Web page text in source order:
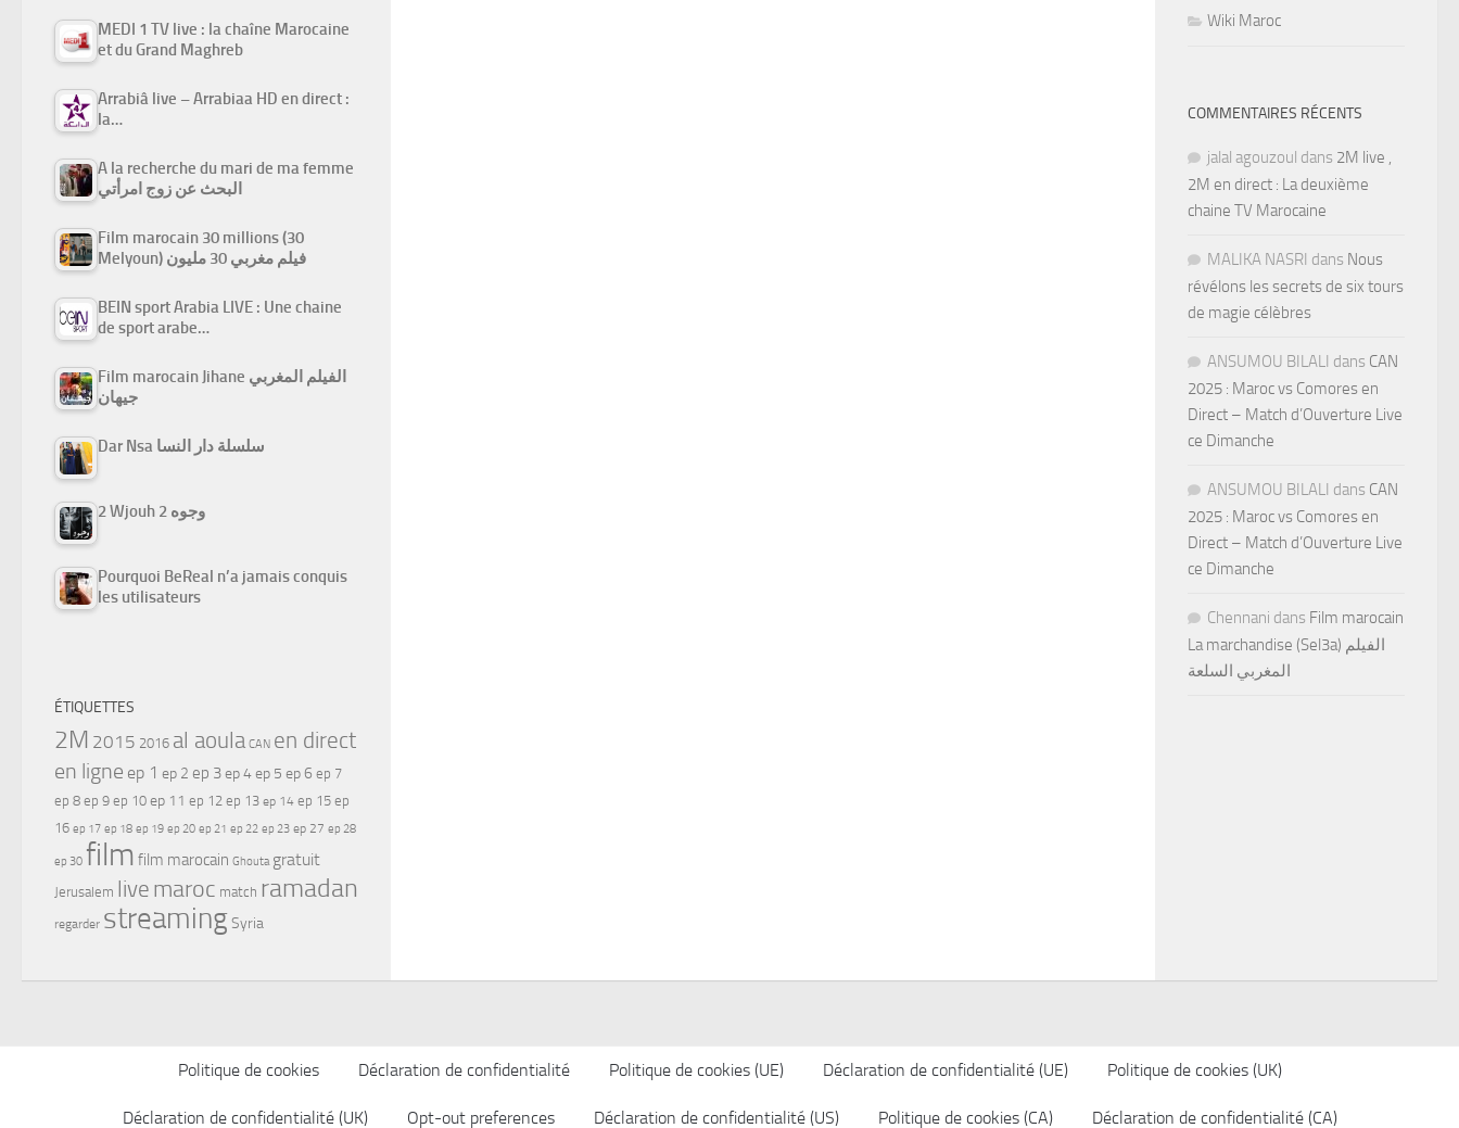
MEDI 1 TV live : la chaîne Marocaine
et du Grand Maghreb
Arrabiâ live – Arrabiaa HD en direct :
la…
A la recherche du mari de ma femme
البحث عن زوج امرأتي
Film marocain 30 millions (30
Melyoun) فيلم مغربي 30 مليون
BEIN sport Arabia LIVE : Une chaine
de sport arabe…
Film marocain Jihane الفيلم المغربي
جيهان
Dar Nsa سلسلة دار النسا
2 Wjouh 2 وجوه
Pourquoi BeReal n’a jamais conquis
les utilisateurs
ÉTIQUETTES
2M 2015 2016 al aoula CAN en direct
en ligne ep 1 ep 2 ep 3ep 4ep 5 ep 6 ep 7
ep 8 ep 9 ep 10 ep 11 ep 12 ep 13 ep 14 ep 15 ep
16 ep 17 ep 18 ep 19 ep 20 ep 21 ep 22 ep 23 ep 27 ep 28
ep 30 film film marocain Ghouta gratuit
Jerusalem live maroc match ramadan
regarder streamingSyria
Wiki Maroc
COMMENTAIRES RÉCENTS
jalal agouzoul dans 2M live ,
2M en direct : La deuxième
chaine TV Marocaine
MALIKA NASRI dans Nous
révélons les secrets de six tours
de magie célèbres
ANSUMOU BILALI dans CAN
2025 : Maroc vs Comores en
Direct – Match d’Ouverture Live
ce Dimanche
ANSUMOU BILALI dans CAN
2025 : Maroc vs Comores en
Direct – Match d’Ouverture Live
ce Dimanche
Chennani dans Film marocain
La marchandise (Sel3a) الفيلم
المغربي السلعة
Politique de cookies Déclaration de confidentialité Politique de cookies (UE) Déclaration de confidentialité (UE) Politique de cookies (UK)
Déclaration de confidentialité (UK) Opt-out preferences Déclaration de confidentialité (US) Politique de cookies (CA) Déclaration de confidentialité (CA)